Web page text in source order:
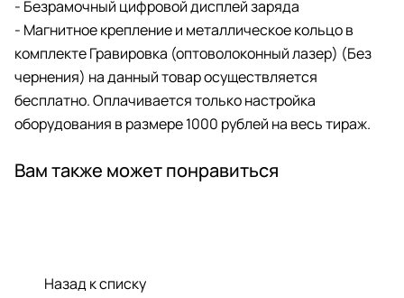
- Безрамочный цифровой дисплей заряда
- Магнитное крепление и металлическое кольцо в
комплекте Гравировка (оптоволоконный лазер) (Без
чернения) на данный товар осуществляется
бесплатно. Оплачивается только настройка
оборудования в размере 1000 рублей на весь тираж.
Вам также может понравиться
Назад к списку